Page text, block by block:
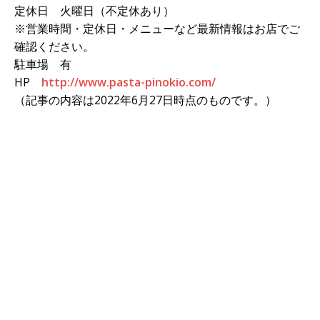
定休日 火曜日（不定休あり）
※営業時間・定休日・メニューなど最新情報はお店でご
確認ください。
駐車場 有
HP http://www.pasta-pinokio.com/
（記事の内容は2022年6月27日時点のものです。）